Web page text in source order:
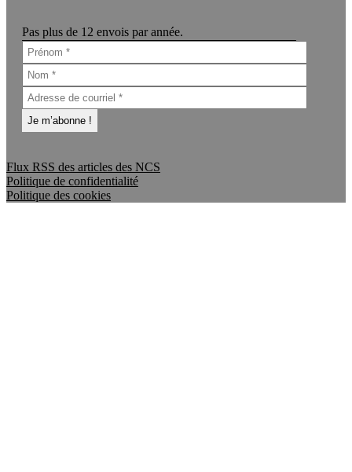
Pas plus de 12 envois par année.
Flux RSS des articles des NCS
Politique de confidentialité
Politique des cookies